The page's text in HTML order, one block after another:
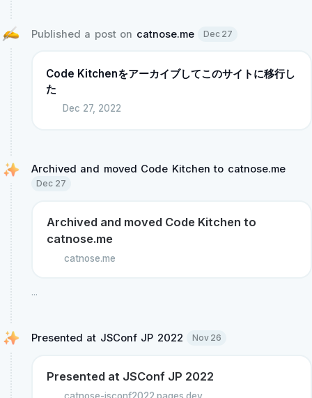
Published a post on catnose.me Dec 27
Code Kitchenをアーカイブしてこのサイトに移行し
た
Dec 27, 2022
Archived and moved Code Kitchen to catnose.me
Dec 27
Archived and moved Code Kitchen to
catnose.me
catnose.me
...
Presented at JSConf JP 2022 Nov 26
Presented at JSConf JP 2022